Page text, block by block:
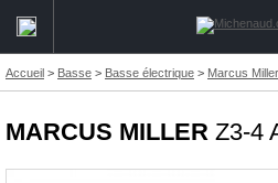
Accueil > Basse > Basse électrique > Marcus Miller
MARCUS MILLER Z3-4